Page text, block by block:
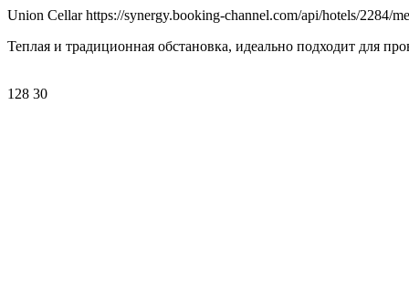
Union Cellar https://synergy.booking-channel.com/api/hotels/2284/
Теплая и традиционная обстановка, идеально подходит для
128 30